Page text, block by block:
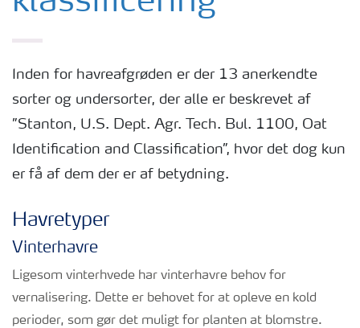
Inden for havreafgrøden er der 13 anerkendte
sorter og undersorter, der alle er beskrevet af
”Stanton, U.S. Dept. Agr. Tech. Bul. 1100, Oat
Identification and Classification”, hvor det dog kun
er få af dem der er af betydning.
Havretyper
Vinterhavre
Ligesom vinterhvede har vinterhavre behov for
vernalisering. Dette er behovet for at opleve en kold
perioder, som gør det muligt for planten at blomstre.